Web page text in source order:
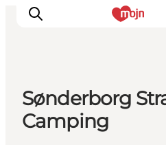
Erlebnisse
Städte und Regionen
Sønderborg
Camping